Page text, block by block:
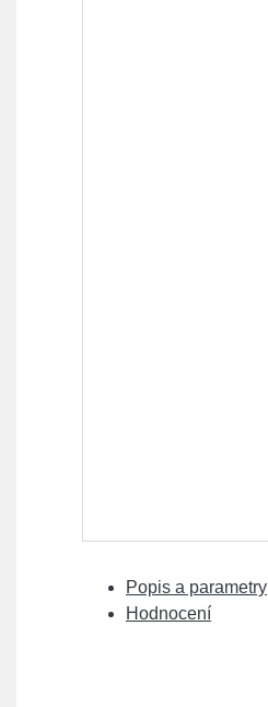
Popis a parametry
Hodnocení